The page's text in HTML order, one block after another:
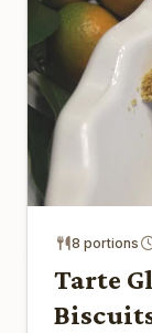
8 portions
Tarte